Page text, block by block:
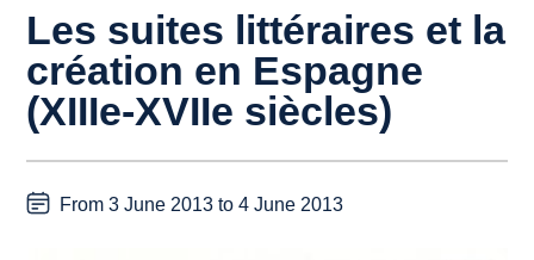
Les suites littéraires et la
création en Espagne
(XIIIe-XVIIe siècles)
From 3 June 2013 to 4 June 2013